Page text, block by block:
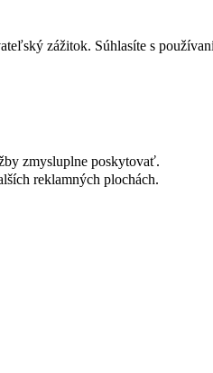
zážitok. Súhlasíte s
zmysluplne poskytovať.
reklamných plochách.